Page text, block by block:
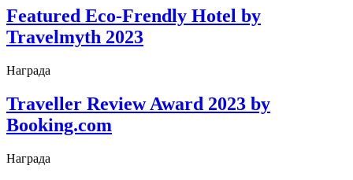
Featured Eco-Frendly Hotel by
Travelmyth 2023
Награда
Traveller Review Award 2023 by
Booking.com
Награда